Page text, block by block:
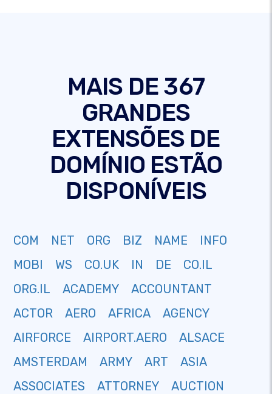
MAIS DE 367
GRANDES
EXTENSÕES DE
DOMÍNIO ESTÃO
DISPONÍVEIS
COM NET ORG BIZ NAME
INFO
MOBI
WS CO.UK IN DE
CO.IL
ORG.IL
ACADEMY
ACCOUNTANT
ACTOR
AERO AFRICA
AGENCY
AIRFORCE
AIRPORT.AERO
ALSACE
AMSTERDAM
ARMY ART
ASIA
ASSOCIATES
ATTORNEY
AUCTION